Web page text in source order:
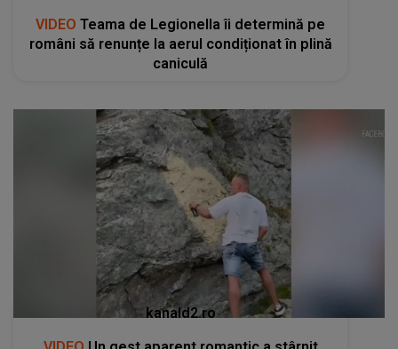
VIDEO Teama de Legionella îi determină pe
români să renunțe la aerul condiționat în plină
caniculă
kanald2.ro